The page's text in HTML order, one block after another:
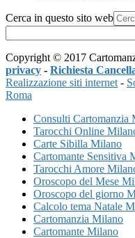
Cerca in questo sito web
Copyright © 2017
privacy - Richiesta
Realizzazione siti internet -
Roma
Consulti Cartomanzia
Tarocchi Online
Carte Sibilla Milano
Cartomante Sensitiva
Tarocchi Amore
Oroscopo del Mese
Oroscopo del giorno
Calcolo tema Natale
Cartomanzia Milano
Cartomante Milano